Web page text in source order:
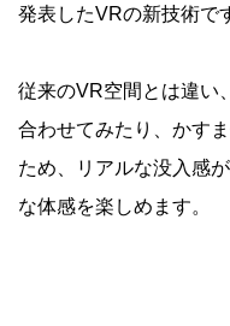
発表したVRの新技術で
従来のVR空間とは違い
合わせてみたり、かす
ため、リアルな没入感
な体感を楽しめます。